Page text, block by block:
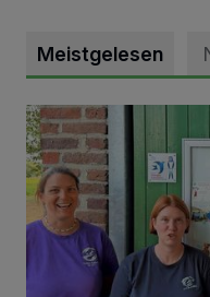
Meistgelesen
Vorbildlicher Einsatz